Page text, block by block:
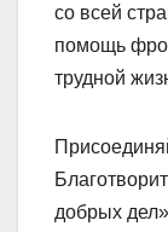
со всей
помощь
трудной
добрых